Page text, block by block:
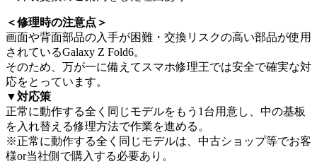
＜修理時の注意点＞
画面や背面部品の入手が困難・交換リスクの高い部品が使用
されているGalaxy Z Fold6。
そのため、万が一に備えてスマホ修理王では安全で確実な対
応をとっています。
▼対応策
正常に動作する全く同じモデルをもう1台用意し、中の基板
を入れ替える修理方法で作業を進める。
※正常に動作する全く同じモデルは、中古ショップ等でお客
様or当社側で購入する必要あり。